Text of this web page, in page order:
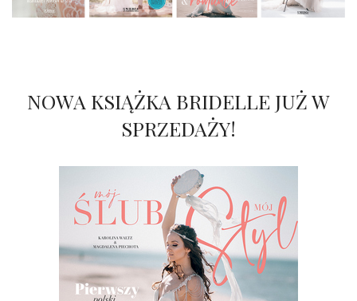
NOWA KSIĄŻKA BRIDELLE JUŻ W
SPRZEDAŻY!